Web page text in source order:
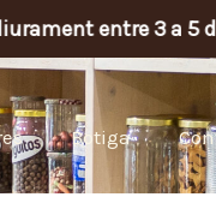
3 a 5 dies
Botiga